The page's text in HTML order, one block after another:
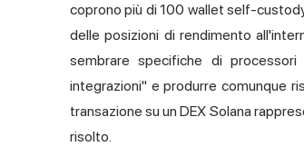
coprono più di 100 wallet self-
delle posizioni di rendimento
sembrare specifiche di
integrazioni" e produrre comunque
transazione su un DEX Solana
risolto.